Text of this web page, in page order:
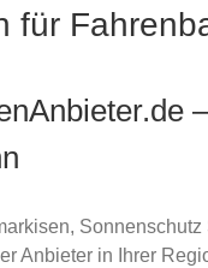
für
Sonnenschutz
Anbieter in Ihrer